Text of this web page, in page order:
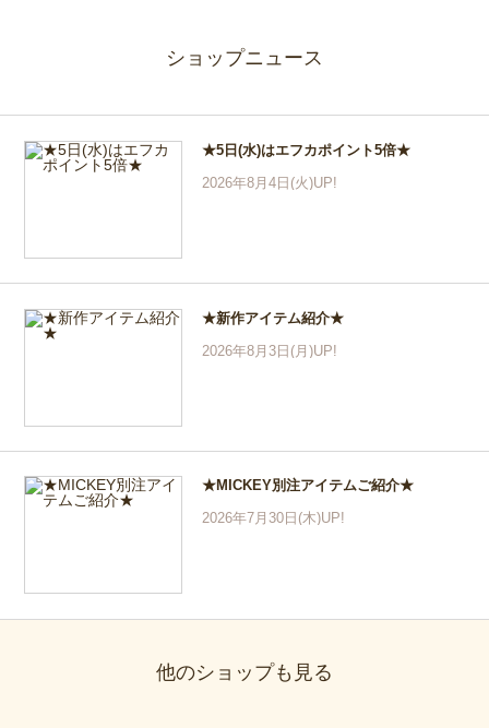
ショップニュース
★5日(水)はエフカポイント5倍★
2026年8月4日(火)UP!
★新作アイテム紹介★
2026年8月3日(月)UP!
★MICKEY別注アイテムご紹介★
2026年7月30日(木)UP!
他のショップも見る